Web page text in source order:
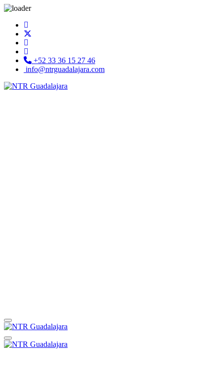
+52 33 36 15 27 46
info@ntrguadalajara.com